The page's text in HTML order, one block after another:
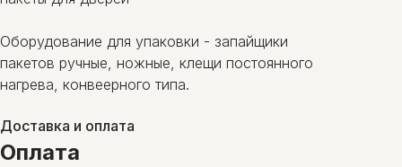
Оборудование для упаковки - запайщики
пакетов ручные, ножные, клещи постоянного
нагрева, конвеерного типа.
Доставка и оплата
Оплата